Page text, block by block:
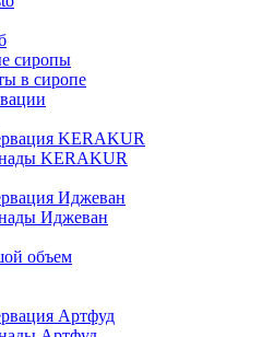
сиропы
в сиропе
KERAKUR
KERAKUR
Иджеван
Иджеван
объем
Артфуд